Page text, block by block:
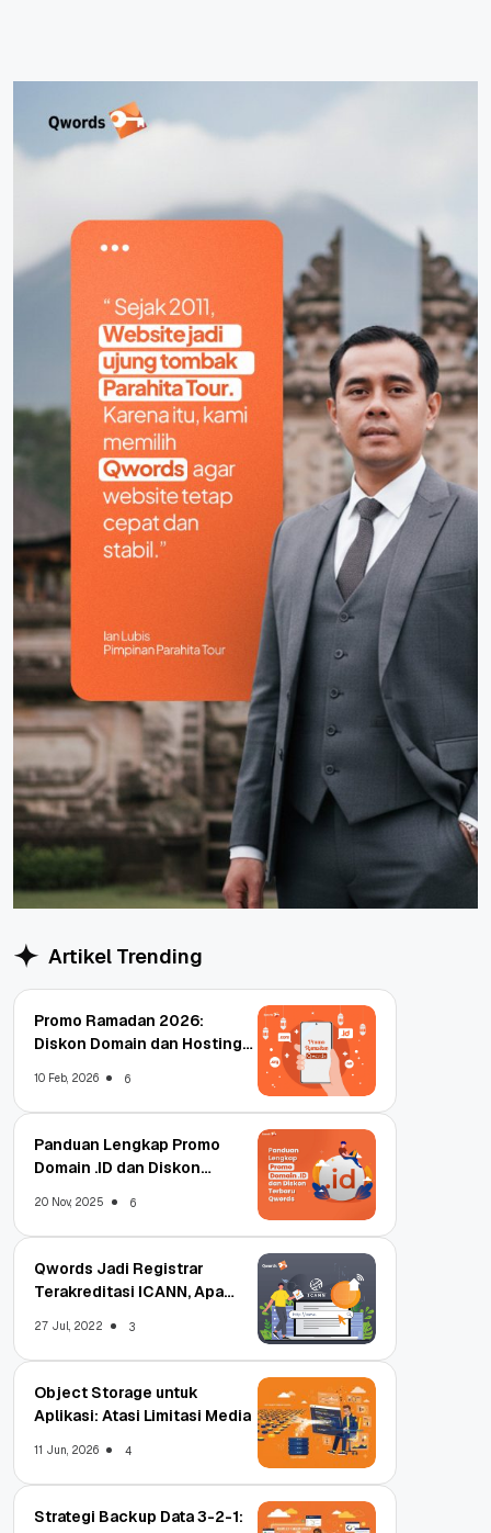
Artikel Trending
Promo Ramadan 2026:
Diskon Domain dan Hosting
10 Feb, 2026 6
Panduan Lengkap Promo
Domain .ID dan Diskon
20 Nov, 2025 6
Qwords Jadi Registrar
Terakreditasi ICANN, Apa
27 Jul, 2022 3
Object Storage untuk
Aplikasi: Atasi Limitasi Media
11 Jun, 2026 4
Strategi Backup Data 3-2-1: